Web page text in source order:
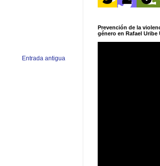
Entrada antigua
Prevención de la
género en Rafael Uribe